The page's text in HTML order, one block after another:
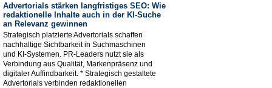
Advertorials stärken langfristiges SEO: Wie
redaktionelle Inhalte auch in der KI-Suche
an Relevanz gewinnen
Strategisch platzierte Advertorials schaffen
nachhaltige Sichtbarkeit in Suchmaschinen
und KI-Systemen. PR-Leaders nutzt sie als
Verbindung aus Qualität, Markenpräsenz und
digitaler Auffindbarkeit. * Strategisch gestaltete
Advertorials verbinden redaktionellen